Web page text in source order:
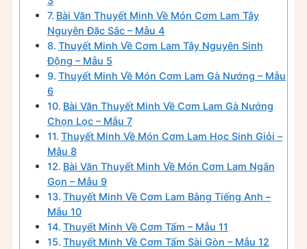
Bài Văn Thuyết Minh Về Món Cơm Lam Tây
Nguyên Đặc Sắc – Mẫu 4
Thuyết Minh Về Cơm Lam Tây Nguyên Sinh
Động – Mẫu 5
Thuyết Minh Về Món Cơm Lam Gà Nướng – Mẫu
6
Bài Văn Thuyết Minh Về Cơm Lam Gà Nướng
Chọn Lọc – Mẫu 7
Thuyết Minh Về Món Cơm Lam Học Sinh Giỏi –
Mẫu 8
Bài Văn Thuyết Minh Về Món Cơm Lam Ngắn
Gọn – Mẫu 9
Thuyết Minh Về Cơm Lam Bằng Tiếng Anh –
Mẫu 10
Thuyết Minh Về Cơm Tấm – Mẫu 11
Thuyết Minh Về Cơm Tấm Sài Gòn – Mẫu 12